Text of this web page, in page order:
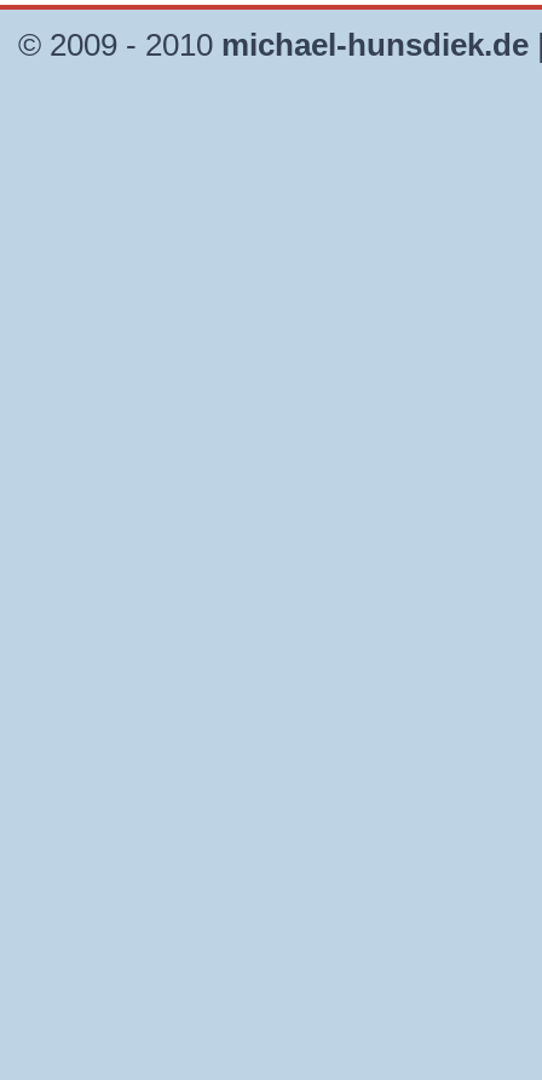
© 2009 - 2010 michael-hunsdiek.de